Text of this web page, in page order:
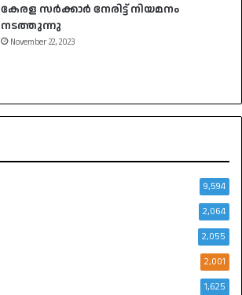
കേരള സർക്കാർ നേരിട്ട് നിയമനം
നടത്തുന്നു
November 22, 2023
9,594
2,064
2,055
2,001
1,625